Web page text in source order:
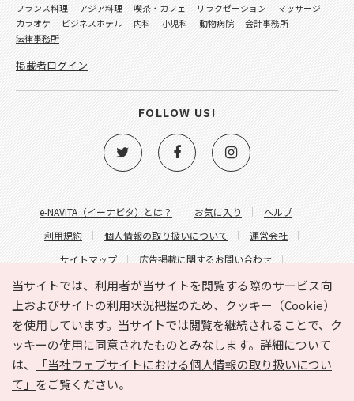
当サイトでは、利用者が当サイトを閲覧する際のサービス向
上およびサイトの利用状況把握のため、クッキー（Cookie）
を使用しています。当サイトでは閲覧を継続されることで、ク
ッキーの使用に同意されたものとみなします。詳細について
は、
「当社ウェブサイトにおける個人情報の取り扱いについ
て」 をご覧ください。
e-NAVITA（イーナビタ）とは？ お気に入り
ヘルプ
利用規約
個人情報の取り扱いについて
運営会社
サイトマップ
広告掲載に関するお問い合わせ
サイトの内容に関するお問い合わせ
フランス料理
アジア料理 喫茶・カフェ リラクゼーション
マッサージ
カラオケ
ビジネスホテル 内科 小児科 動物病院
会計事務所
法律事務所
掲載者ログイン
FOLLOW US!
Copyright © HYOJITO.Co.,Ltd. All Rights Reserved.